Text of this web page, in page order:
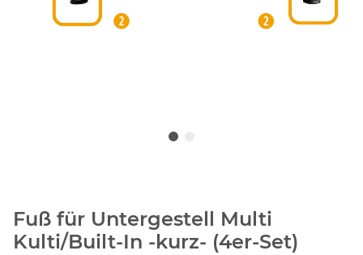
Fuß für Untergestell Multi
Kulti/Built-In -kurz- (4er-Set)